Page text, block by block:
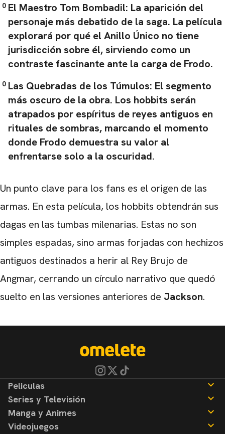
El Maestro Tom Bombadil: La aparición del
personaje más debatido de la saga. La película
explorará por qué el Anillo Único no tiene
jurisdicción sobre él, sirviendo como un
contraste fascinante ante la carga de Frodo.
Las Quebradas de los Túmulos: El segmento
más oscuro de la obra. Los hobbits serán
atrapados por espíritus de reyes antiguos en
rituales de sombras, marcando el momento
donde Frodo demuestra su valor al
enfrentarse solo a la oscuridad.
Un punto clave para los fans es el origen de las
armas. En esta película, los hobbits obtendrán sus
dagas en las tumbas milenarias. Estas no son
simples espadas, sino armas forjadas con hechizos
antiguos destinados a herir al Rey Brujo de
Angmar, cerrando un círculo narrativo que quedó
suelto en las versiones anteriores de Jackson.
Peliculas
Noticias
Reseñas
Series y Televisión
Noticias
Reseñas
Manga y Animes
Videojuegos